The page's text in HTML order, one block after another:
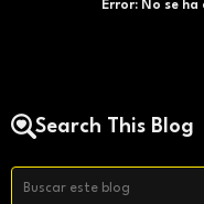
Error:No se ha
Search This Blog